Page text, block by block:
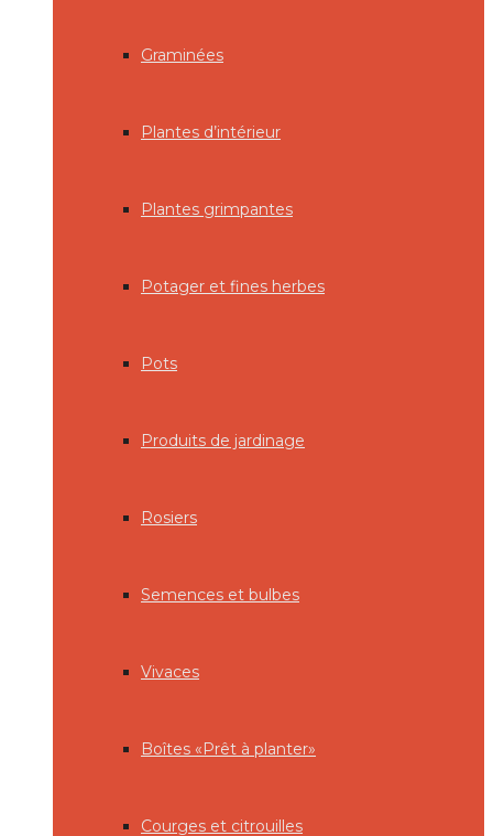
Graminées
Plantes d’intérieur
Plantes grimpantes
Potager et fines herbes
Pots
Produits de jardinage
Rosiers
Semences et bulbes
Vivaces
Boîtes «Prêt à planter»
Courges et citrouilles